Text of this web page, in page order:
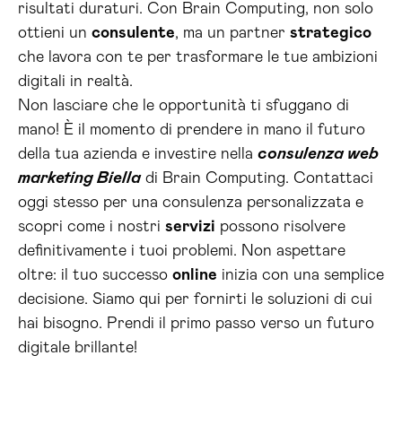
risultati duraturi. Con Brain Computing, non solo
ottieni un consulente, ma un partner strategico
che lavora con te per trasformare le tue ambizioni
digitali in realtà.
Non lasciare che le opportunità ti sfuggano di
mano! È il momento di prendere in mano il futuro
della tua azienda e investire nella consulenza web
marketing Bielladi Brain Computing. Contattaci
oggi stesso per una consulenza personalizzata e
scopri come i nostri servizi possono risolvere
definitivamente i tuoi problemi. Non aspettare
oltre: il tuo successo online inizia con una semplice
decisione. Siamo qui per fornirti le soluzioni di cui
hai bisogno. Prendi il primo passo verso un futuro
digitale brillante!